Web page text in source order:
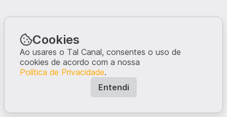
Cookies
Ao usares o Tal Canal, consentes o uso de
cookies de acordo com a nossa
Política de Privacidade.
Entendi